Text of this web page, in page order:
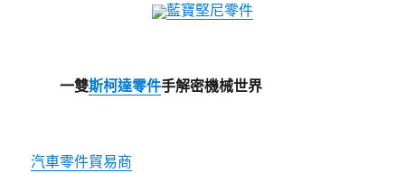
藍寶堅尼零件
一雙斯柯達零件手解密機械世界
汽車零件貿易商